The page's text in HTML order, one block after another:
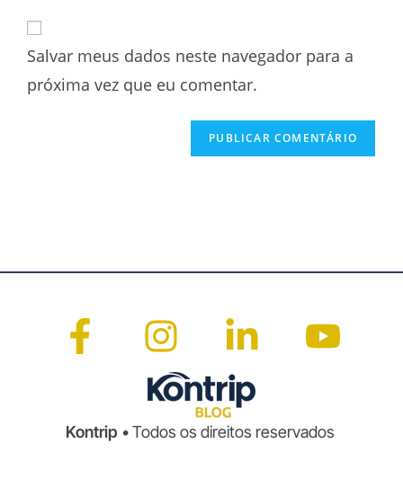
Salvar meus dados neste navegador para a
próxima vez que eu comentar.
Kontrip • Todos os direitos reservados